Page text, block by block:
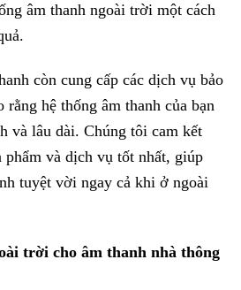
âm thanh ngoài trời một cách
còn cung cấp các dịch vụ bảo
rằng hệ thống âm thanh của bạn
và lâu dài. Chúng tôi cam kết
phẩm và dịch vụ tốt nhất, giúp
tuyệt vời ngay cả khi ở ngoài
trời cho âm thanh nhà thông